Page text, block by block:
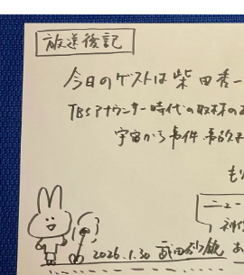
トピックス
TBS Podcast
お知らせ
イベント・グッズ
YouTube
会社情報